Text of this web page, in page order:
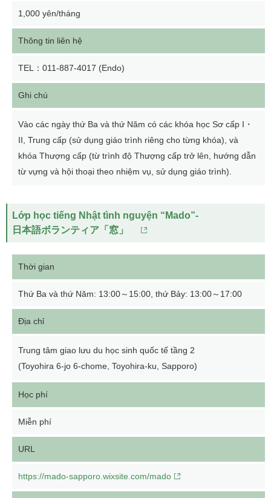
1,000 yên/tháng
Thông tin liên hệ
TEL：011-887-4017 (Endo)
Ghi chú
Vào các ngày thứ Ba và thứ Năm có các khóa học Sơ cấp I・
II, Trung cấp (sử dụng giáo trình riêng cho từng khóa), và
khóa Thượng cấp (từ trình độ Thượng cấp trở lên, hướng dẫn
từ vựng và hội thoại theo nhiệm vụ, sử dụng giáo trình).
Lớp học tiếng Nhật tình nguyện “Mado”-
日本語ボランティア「窓」
Thời gian
Thứ Ba và thứ Năm: 13:00～15:00, thứ Bảy: 13:00～17:00
Địa chỉ
Trung tâm giao lưu du học sinh quốc tế tầng 2
(Toyohira 6-jo 6-chome, Toyohira-ku, Sapporo)
Học phí
Miễn phí
URL
https://mado-sapporo.wixsite.com/mado